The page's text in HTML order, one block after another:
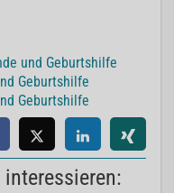
und Geburtshilfe
Geburtshilfe
Geburtshilfe